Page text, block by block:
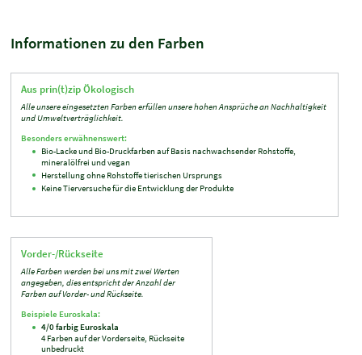
Informationen zu den Farben
Aus prin(t)zip Ökologisch
Alle unsere eingesetzten Farben erfüllen unsere hohen Ansprüche an Nachhaltigkeit
und Umweltverträglichkeit.
Besonders erwähnenswert:
Bio-​Lacke und Bio-​Druckfarben auf Basis nachwachsender Rohstoffe,
mineralölfrei und vegan
Herstellung ohne Rohstoffe tierischen Ursprungs
Keine Tierversuche für die Entwicklung der Produkte
Vorder-/Rückseite
Alle Farben werden bei uns mit zwei Werten
angegeben, dies entspricht der Anzahl der
Farben auf Vorder- und Rückseite.
Beispiele Euroskala:
4/0 farbig Euroskala
4 Farben auf der Vorderseite, Rückseite
unbedruckt